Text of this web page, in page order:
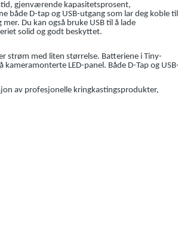
gjenværende kapasitetsprosent,
både D-tap og USB-utgang som lar deg koble til
Du kan også bruke USB til å lade
solid og godt beskyttet.
strøm med liten størrelse. Batteriene i Tiny-
LED-panel. Både D-Tap og USB-
av profesjonelle kringkastingsprodukter,